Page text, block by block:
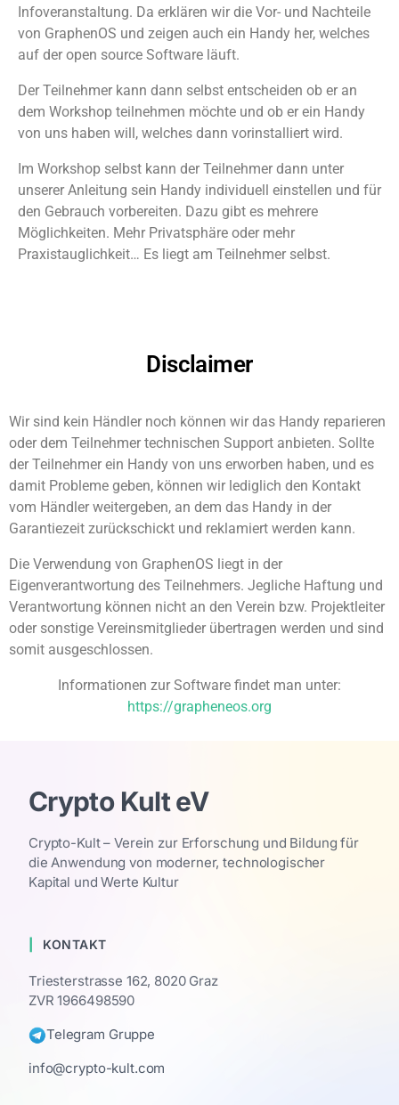
Infoveranstaltung. Da erklären wir die Vor- und Nachteile
von GraphenOS und zeigen auch ein Handy her, welches
auf der open source Software läuft.
Der Teilnehmer kann dann selbst entscheiden ob er an
dem Workshop teilnehmen möchte und ob er ein Handy
von uns haben will, welches dann vorinstalliert wird.
Im Workshop selbst kann der Teilnehmer dann unter
unserer Anleitung sein Handy individuell einstellen und für
den Gebrauch vorbereiten. Dazu gibt es mehrere
Möglichkeiten. Mehr Privatsphäre oder mehr
Praxistauglichkeit… Es liegt am Teilnehmer selbst.
Disclaimer
Wir sind kein Händler noch können wir das Handy reparieren
oder dem Teilnehmer technischen Support anbieten. Sollte
der Teilnehmer ein Handy von uns erworben haben, und es
damit Probleme geben, können wir lediglich den Kontakt
vom Händler weitergeben, an dem das Handy in der
Garantiezeit zurückschickt und reklamiert werden kann.
Die Verwendung von GraphenOS liegt in der
Eigenverantwortung des Teilnehmers. Jegliche Haftung und
Verantwortung können nicht an den Verein bzw. Projektleiter
oder sonstige Vereinsmitglieder übertragen werden und sind
somit ausgeschlossen.
Informationen zur Software findet man unter:
https://grapheneos.org
Crypto Kult eV
Crypto-Kult – Verein zur Erforschung und Bildung für
die Anwendung von moderner, technologischer
Kapital und Werte Kultur
KONTAKT
Triesterstrasse 162, 8020 Graz
ZVR 1966498590
Telegram Gruppe
info@crypto-kult.com